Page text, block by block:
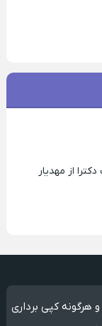
از مهدیار
هرگونه کپی برداری